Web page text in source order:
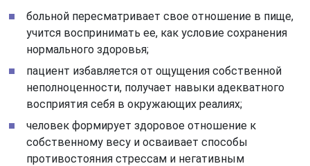
больной пересматривает свое отношение в пище,
учится воспринимать ее, как условие сохранения
нормального здоровья;
пациент избавляется от ощущения собственной
неполноценности, получает навыки адекватного
восприятия себя в окружающих реалиях;
человек формирует здоровое отношение к
собственному весу и осваивает способы
противостояния стрессам и негативным